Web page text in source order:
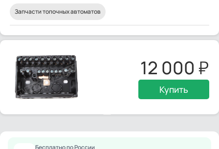
Запчасти топочных автоматов
12 000
Купить